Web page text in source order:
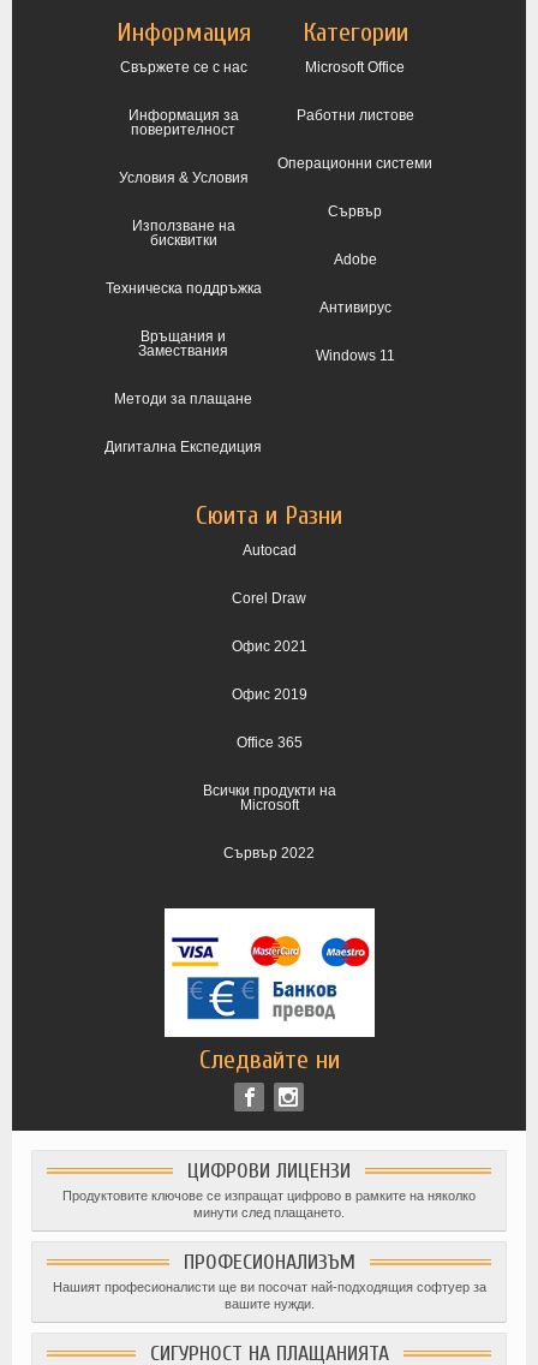
Информация
Свържете се с нас
Информация за
поверителност
Условия & Условия
Използване на
бисквитки
Техническа поддръжка
Връщания и
Замествания
Методи за плащане
Дигитална Експедиция
Категории
Microsoft Office
Работни листове
Операционни системи
Сървър
Adobe
Антивирус
Windows 11
Сюита и Разни
Autocad
Corel Draw
Офис 2021
Офис 2019
Office 365
Всички продукти на
Microsoft
Сървър 2022
Следвайте ни
ЦИФРОВИ ЛИЦЕНЗИ
Продуктовите ключове се изпращат цифрово в рамките на няколко
минути след плащането.
ПРОФЕСИОНАЛИЗЪМ
Нашият професионалисти ще ви посочат най-подходящия софтуер за
вашите нужди.
СИГУРНОСТ НА ПЛАЩАНИЯТА